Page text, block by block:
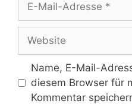
Mail-
Adresse
Name, E-Mail-
diesem Browser für
Kommentar